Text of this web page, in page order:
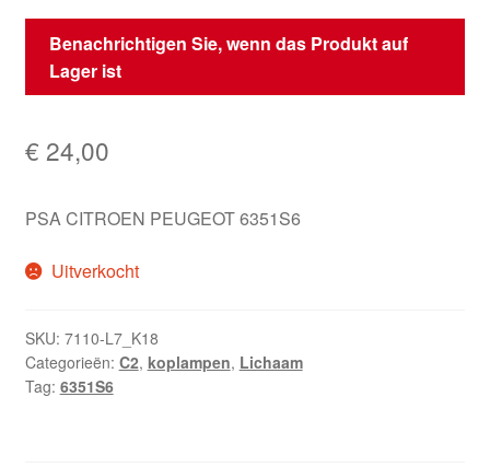
Benachrichtigen Sie, wenn das Produkt auf
Lager ist
€ 24,00
PSA CITROEN PEUGEOT 6351S6
Uitverkocht
SKU: 7110-L7_K18
Categorieën: C2, koplampen, Lichaam
Tag: 6351S6